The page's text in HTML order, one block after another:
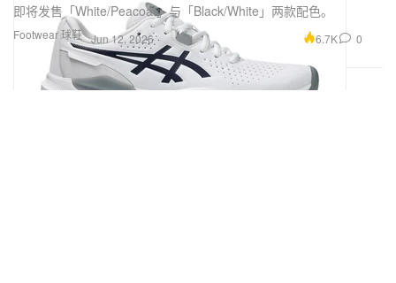
Footwear 球鞋
即将发售「White/Peacoat」与「Black/White」两款配色。
Jun 12, 2026 6.7K 0